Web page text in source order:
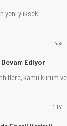
yeni yüksek
1.459
Devam Ediyor
kamu kurum ve
1.141